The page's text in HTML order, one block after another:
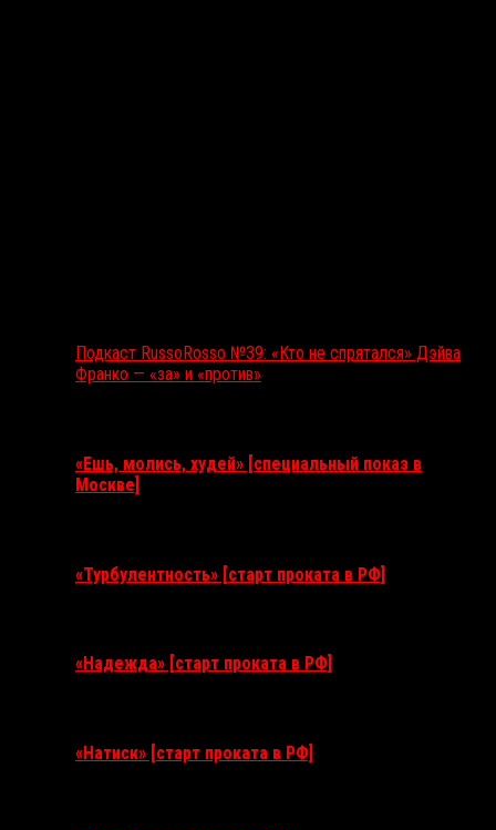
Подкаст RussoRosso №39: «Кто не спрятался» Дэйва
Франко — «за» и «против»
«Ешь, молись, худей» [специальный показ в
Москве]
«Турбулентность» [старт проката в РФ]
«Надежда» [старт проката в РФ]
«Натиск» [старт проката в РФ]